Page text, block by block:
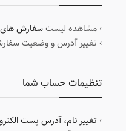
› مشاهده لیستسفارش های
› تغییر آدرس و وضعیت
تنظیمات حساب شما
› تغییر نام، آدرس پست